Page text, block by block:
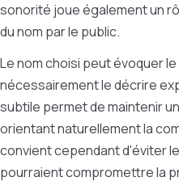
sonorité joue également un
du nom par le public.
Le nom choisi peut évoquer
nécessairement le décrire
subtile permet de maintenir
orientant naturellement la
convient cependant d'éviter
pourraient compromettre la